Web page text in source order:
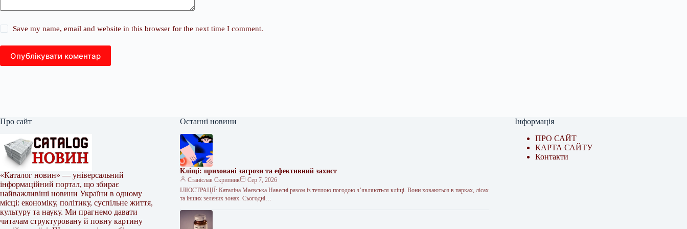
Save my name, email and website in this browser for the next time I comment.
Опублікувати коментар
Про сайт
«Каталог новин» — універсальний
інформаційний портал, що збирає
найважливіші новини України в одному
місці: економіку, політику, суспільне життя,
культуру та науку. Ми прагнемо давати
читачам структуровану й повну картину
Останні новини
Кліщі: приховані загрози та ефективний захист
Станіслав Скрипник
Сер 7, 2026
ІЛЮСТРАЦІЇ: Каталіна Маєвська Навесні разом із теплою погодою з’являються кліщі. Вони ховаються в парках, лісах
та інших зелених зонах. Сьогодні…
Інформація
ПРО САЙТ
КАРТА САЙТУ
Контакти